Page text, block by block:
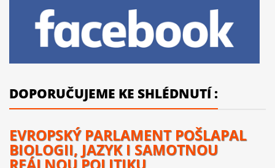
DOPORUČUJEME KE SHLÉDNUTÍ :
EVROPSKÝ PARLAMENT POŠLAPAL
BIOLOGII, JAZYK I SAMOTNOU